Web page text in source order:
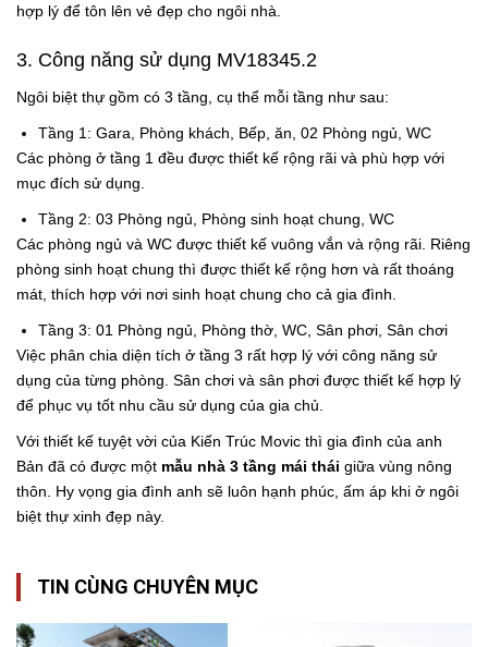
hợp lý để tôn lên vẻ đẹp cho ngôi nhà.
3. Công năng sử dụng MV18345.2
Ngôi biệt thự gồm có 3 tầng, cụ thể mỗi tầng như sau:
Tầng 1: Gara, Phòng khách, Bếp, ăn, 02 Phòng ngủ, WC
Các phòng ở tầng 1 đều được thiết kế rộng rãi và phù hợp với
mục đích sử dụng.
Tầng 2: 03 Phòng ngủ, Phòng sinh hoạt chung, WC
Các phòng ngủ và WC được thiết kế vuông vắn và rộng rãi. Riêng
phòng sinh hoạt chung thì được thiết kế rộng hơn và rất thoáng
mát, thích hợp với nơi sinh hoạt chung cho cả gia đình.
Tầng 3: 01 Phòng ngủ, Phòng thờ, WC, Sân phơi, Sân chơi
Việc phân chia diện tích ở tầng 3 rất hợp lý với công năng sử
dụng của từng phòng. Sân chơi và sân phơi được thiết kế hợp lý
để phục vụ tốt nhu cầu sử dụng của gia chủ.
Với thiết kế tuyệt vời của Kiến Trúc Movic thì gia đình của anh
Bản đã có được một mẫu nhà 3 tầng mái thái giữa vùng nông
thôn. Hy vọng gia đình anh sẽ luôn hạnh phúc, ấm áp khi ở ngôi
biệt thự xinh đẹp này.
TIN CÙNG CHUYÊN MỤC